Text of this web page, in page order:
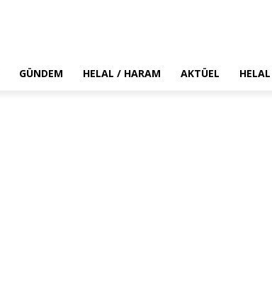
GÜNDEM HELAL / HARAM AKTÜEL